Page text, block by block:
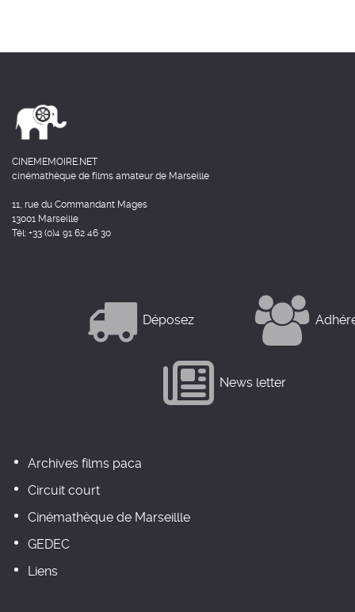
CINEMEMOIRE.NET
cinémathèque de films amateur de Marseille
11, rue du Commandant Mages
13001 Marseille
Tél: +33 (0)4 91 62 46 30
Déposez
News letter
Archives films paca
Circuit court
Cinémathèque de Marseillle
GEDEC
Liens